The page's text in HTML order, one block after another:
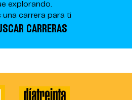
explorando.
una carrera para ti
CARRERAS